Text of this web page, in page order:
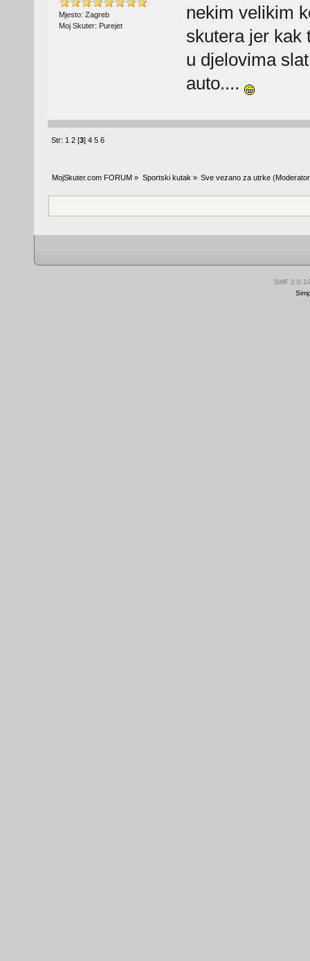
Mjesto: Zagreb
Moj Skuter: Purejet
nekim velikim
skutera jer kak
u djelovima
auto....
Str: 1 2 [3]4 5 6
MojSkuter.com FORUM » Sportski kutak » Sve vezano za utrke
SMF